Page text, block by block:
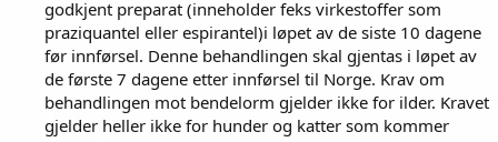
godkjent preparat (inneholder feks virkestoffer som
praziquantel eller espirantel)i løpet av de siste 10 dagene
før innførsel. Denne behandlingen skal gjentas i løpet av
de første 7 dagene etter innførsel til Norge. Krav om
behandlingen mot bendelorm gjelder ikke for ilder. Kravet
gjelder heller ikke for hunder og katter som kommer